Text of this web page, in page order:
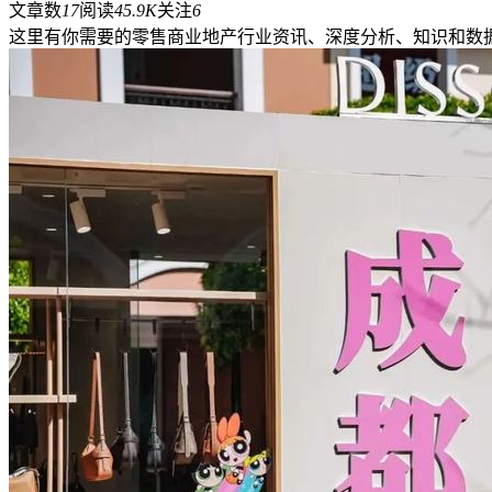
文章数17阅读45.9K关注6
这里有你需要的零售商业地产行业资讯、深度分析、知识和数